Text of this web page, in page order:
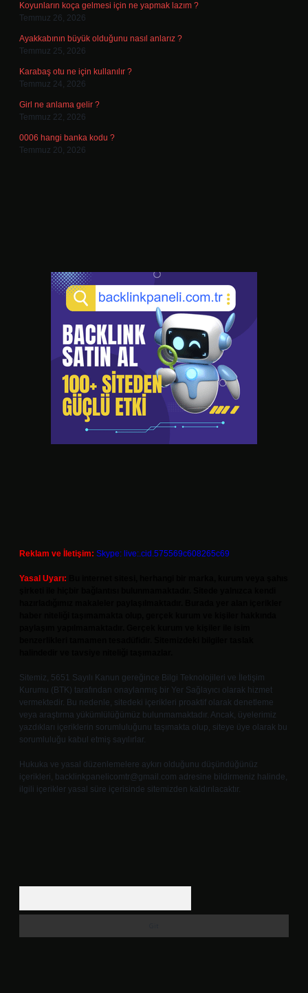
Koyunların koça gelmesi için ne yapmak lazım ?
Temmuz 26, 2026
Ayakkabının büyük olduğunu nasıl anlarız ?
Temmuz 25, 2026
Karabaş otu ne için kullanılır ?
Temmuz 24, 2026
Girl ne anlama gelir ?
Temmuz 22, 2026
0006 hangi banka kodu ?
Temmuz 20, 2026
Reklam ve İletişim: Skype: live:.cid.575569c608265c69
Yasal Uyarı:
Sitemiz, 5651 Sayılı Kanun gereğince Bilgi Teknolojileri ve İletişim
Kurumu (BTK) tarafından onaylanmış bir Yer Sağlayıcı olarak hizmet
vermektedir. Bu nedenle, sitedeki içerikleri proaktif olarak denetleme
veya araştırma yükümlülüğümüz bulunmamaktadır. Ancak, üyelerimiz
yazdıkları içeriklerin sorumluluğunu taşımakta olup, siteye üye olarak bu
sorumluluğu kabul etmiş sayılırlar.
Hukuka ve yasal düzenlemelere aykırı olduğunu düşündüğünüz
içerikleri, backlinkpanelicomtr@gmail.com adresine bildirmeniz halinde,
ilgili içerikler yasal süre içerisinde sitemizden kaldırılacaktır.